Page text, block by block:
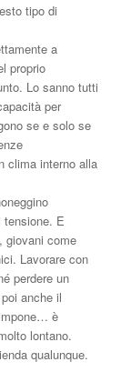
tipo di
a
proprio
Lo sanno tutti
per
se e solo se
clima interno alla
tensione. E
giovani come
Lavorare con
perdere un
anche il
è
lontano.
qualunque.